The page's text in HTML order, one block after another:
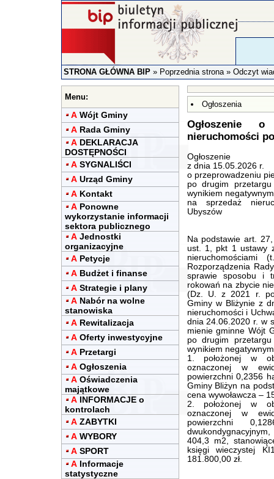
STRONA GŁÓWNA BIP»Poprzednia strona» Odczyt
Menu:
A Wójt Gminy
A Rada Gminy
A DEKLARACJA
DOSTĘPNOŚCI
A SYGNALIŚCI
A Urząd Gminy
A Kontakt
A Ponowne
wykorzystanie informacji
sektora publicznego
A Jednostki
organizacyjne
A Petycje
A Budżet i finanse
A Strategie i plany
A Nabór na wolne
stanowiska
A Rewitalizacja
A Oferty inwestycyjne
A Przetargi
A Ogłoszenia
A Oświadczenia
majątkowe
A INFORMACJE o
kontrolach
A ZABYTKI
A WYBORY
A SPORT
A Informacje
statystyczne
Ogłoszenia
Ogłoszenie
nieruchomości
Ogłoszenie
z dnia 15.05.2026 r.
o przeprowadzeniu
po drugim
wynikiem negatywnym
na sprzedaż
Ubyszów
Na podstawie art.
ust. 1, pkt 1 ustawy
Rozporządzenia
sprawie sposobu i
rokowań na zbycie
(Dz. U. z 2021 r.
Gminy w Bliżynie z
nieruchomości i
dnia 24.06.2020 r. w
mienie gminne Wójt
po drugim
wynikiem
1. położonej w
oznaczonej w
powierzchni 0,2356
Gminy Bliżyn na
cena wywoławcza –
2. położonej w
oznaczonej w
powierzchni
404,3 m2,
księgi wieczystej
181.800,00 zł.